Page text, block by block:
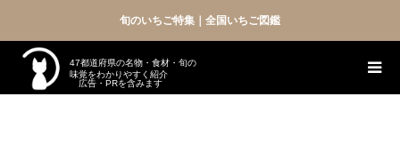
旬のいちご特集｜全国いちご図鑑
47都道府県の名物・食材・旬の
味覚をわかりやすく紹介
広告・PRを含みます